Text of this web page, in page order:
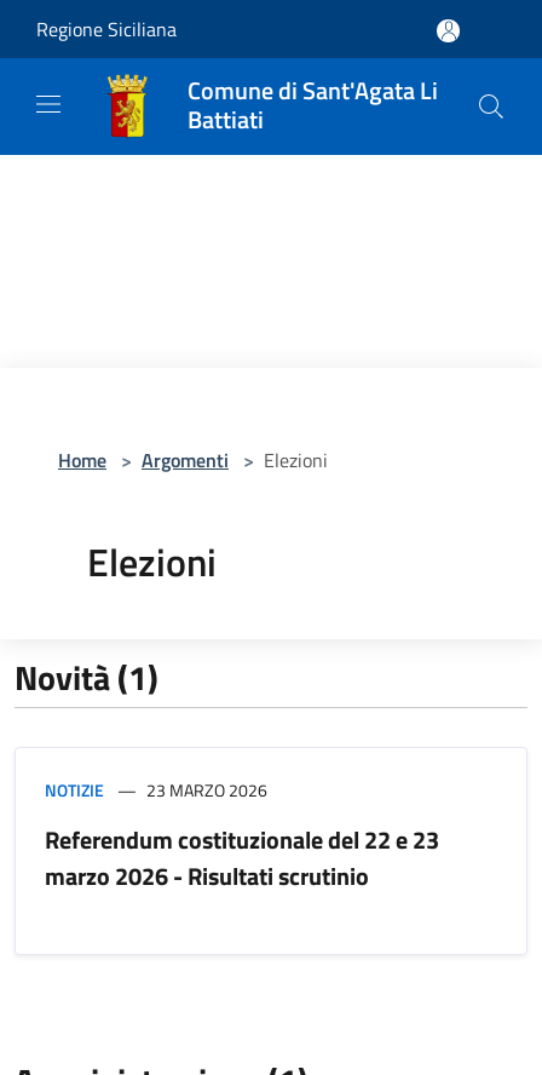
Regione Siciliana
Comune di Sant'Agata Li
Battiati
Home > Argomenti > Elezioni
Elezioni
Novità (1)
NOTIZIE 23 MARZO 2026
Referendum costituzionale del 22 e 23
marzo 2026 - Risultati scrutinio